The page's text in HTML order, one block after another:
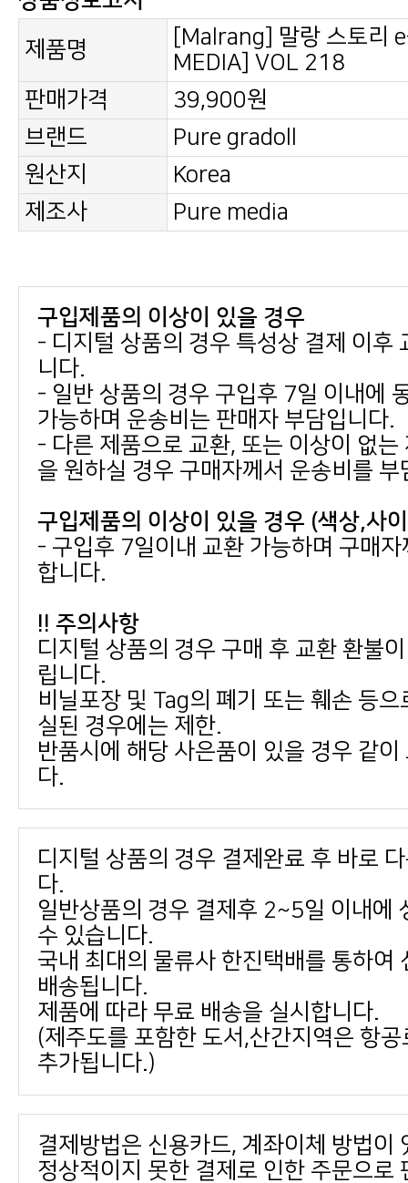
제품명
MEDIA] VOL 218
판매가격
39,900원
브랜드
Pure gradoll
원산지
Korea
제조사
Pure media
구입제품의 이상이 있을 경우
니다.
가능하며 운송비는 판매자 부담입니다.
을 원하실 경우 구매자께서 운송비를 부
구입제품의 이상이 있을 경우 (색상,사
합니다.
!! 주의사항
립니다.
실된 경우에는 제한.
다.
다.
수 있습니다.
배송됩니다.
제품에 따라 무료 배송을 실시합니다.
추가됩니다.)
결제방법은 신용카드, 계좌이체 방법이